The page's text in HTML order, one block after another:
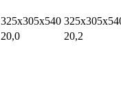
325x305x540
20,0 20,2